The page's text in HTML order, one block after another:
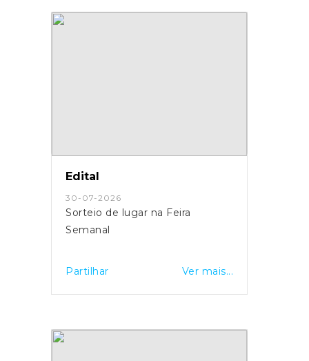
Edital
30-07-2026
Sorteio de lugar na Feira
Semanal
Partilhar Ver mais...